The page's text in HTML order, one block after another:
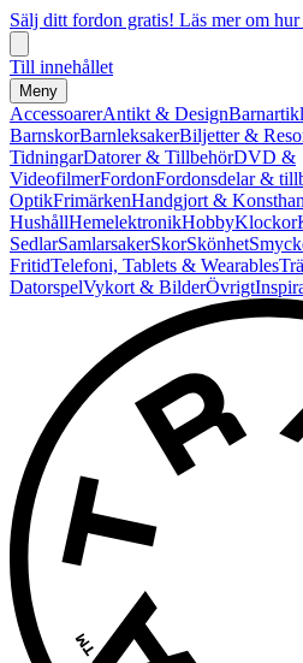
Sälj ditt fordon gratis! Läs mer om
Till innehållet
Meny
AccessoarerAntikt & Design
BarnskorBarnleksakerBiljetter &
TidningarDatorer & TillbehörDVD &
VideofilmerFordonFordonsdelar &
OptikFrimärkenHandgjort &
HushållHemelektronikHobbyKlockor
SedlarSamlarsakerSkorSkönhet
FritidTelefoni, Tablets & Wearables
DatorspelVykort & BilderÖvrigt